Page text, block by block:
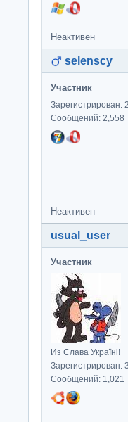
Неактивен
selenscy
Участник
Зарегистрирован:
Сообщений: 2,558
Неактивен
usual_user
Участник
Из Слава Україні!
Зарегистрирован:
Сообщений: 1,021